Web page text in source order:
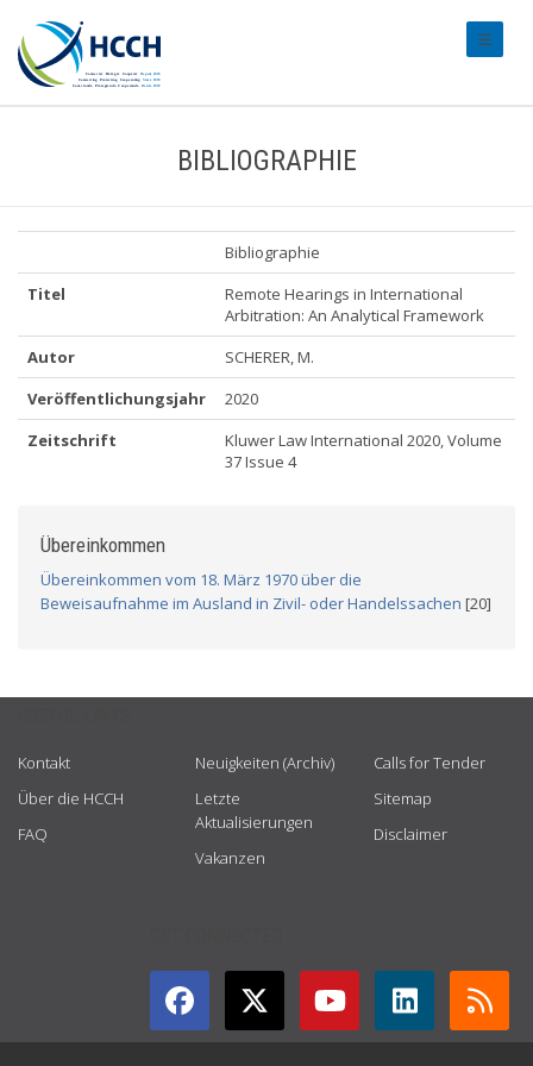
BIBLIOGRAPHIE
Bibliographie
Titel
Remote Hearings in International
Arbitration: An Analytical Framework
Autor
SCHERER, M.
Veröffentlichungsjahr
2020
Zeitschrift
Kluwer Law International 2020, Volume
37 Issue 4
Übereinkommen
Übereinkommen vom 18. März 1970 über die
Beweisaufnahme im Ausland in Zivil- oder Handelssachen [20]
Kontakt
Über die HCCH
FAQ
Neuigkeiten (Archiv)
Letzte
Aktualisierungen
Vakanzen
Calls for Tender
Sitemap
Disclaimer